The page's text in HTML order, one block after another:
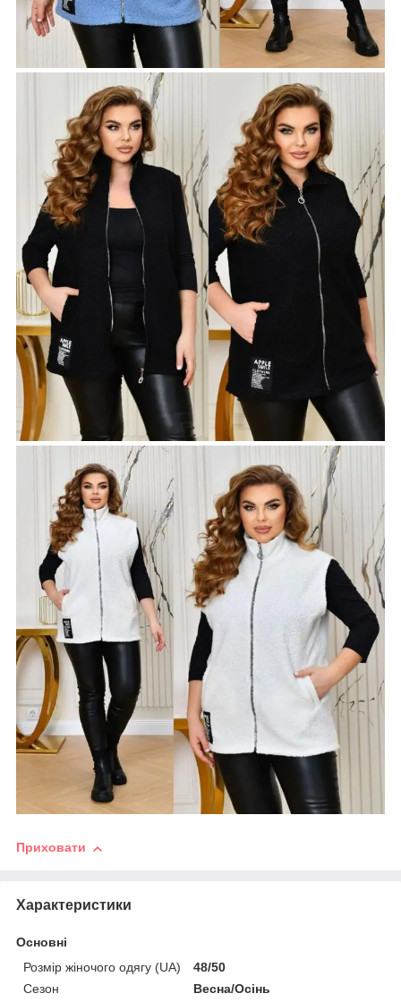
Приховати
Характеристики
Основні
Розмір жіночого одягу (UA)
48/50
Сезон
Весна/Осінь